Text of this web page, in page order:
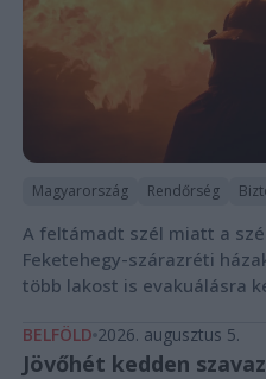
Magyarország Rendőrség
A feltámadt szél miatt a
Feketehegy-szárazréti
több lakost is evakuálásra
BELFÖLD 2026. augusztus 5.
Jövőhét kedden